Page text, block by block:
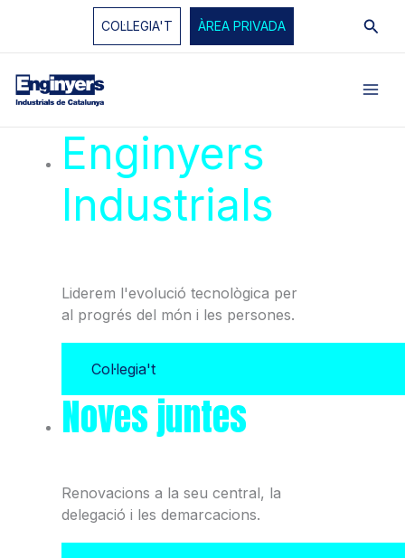
COL·LEGIA'T ÀREA PRIVADA
Enginyers
Industrials
Liderem l'evolució tecnològica per
al progrés del món i les persones.
Col·legia't
Noves juntes
Renovacions a la seu central, la
delegació i les demarcacions.